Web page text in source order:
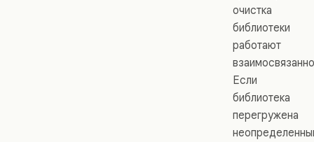
очистка
библиотеки
работают
Если
библиотека
перегружена